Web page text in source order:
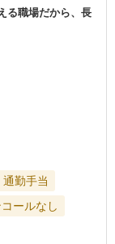
る職場だから、長
通勤手当
ールなし